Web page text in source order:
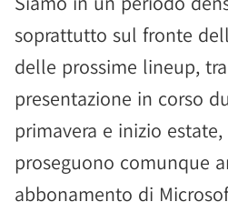
soprattutto sul fronte
delle prossime lineup,
presentazione in corso
primavera e inizio
proseguono comunque
abbonamento di